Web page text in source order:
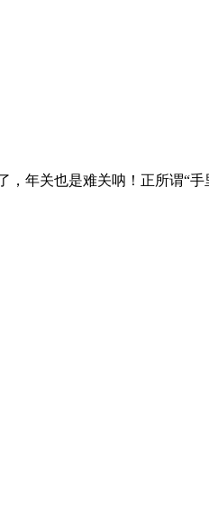
年关也是难关呐！正所谓“